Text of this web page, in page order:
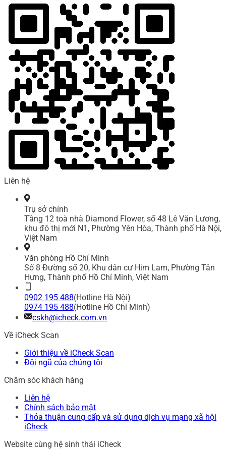
Liên hệ
Trụ sở chính
Tầng 12 toà nhà Diamond Flower, số 48 Lê Văn Lương,
khu đô thị mới N1, Phường Yên Hòa, Thành phố Hà Nội,
Việt Nam
Văn phòng Hồ Chí Minh
Số 8 Đường số 20, Khu dân cư Him Lam, Phường Tân
Hưng, Thành phố Hồ Chí Minh, Việt Nam
0902 195 488(Hotline Hà Nội)
0974 195 488(Hotline Hồ Chí Minh)
cskh@icheck.com.vn
Về iCheck Scan
Giới thiệu về iCheck Scan
Đội ngũ của chúng tôi
Chăm sóc khách hàng
Liên hệ
Chính sách bảo mật
Thỏa thuận cung cấp và sử dụng dịch vụ mạng xã hội
iCheck
Website cùng hệ sinh thái iCheck